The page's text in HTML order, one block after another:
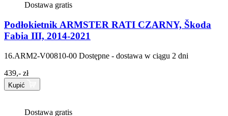
Dostawa gratis
Podłokietnik ARMSTER RATI CZARNY, Škoda
Fabia III, 2014-2021
16.ARM2-V00810-00 Dostępne - dostawa w ciągu 2 dni
439,- zł
Kupić
Dostawa gratis